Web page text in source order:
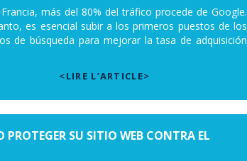
más del 80% del tráfico procede de Google.
es esencial subir a los primeros puestos de los
de búsqueda para mejorar la tasa de adquisición
<LIRE L’ARTICLE>
PROTEGER SU SITIO WEB CONTRA EL